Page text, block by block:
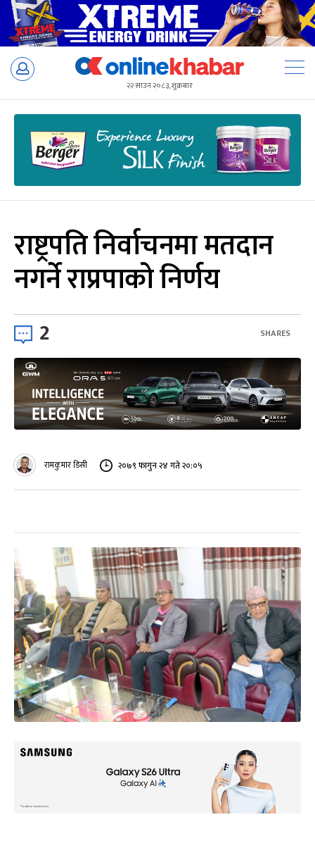
Skip
२२ साउन २०८३, शुक्रबार
राष्ट्रपति निर्वाचनमा मतदान
नगर्ने राप्रपाको निर्णय
2 SHARES
रामकुमार डिसी २०७९ फागुन २४ गते २०:०५